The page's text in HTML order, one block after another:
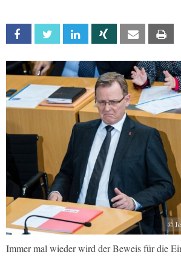
Facebook Twitter Linkedin Xing Email
©
Immer mal wieder wird der Beweis für die